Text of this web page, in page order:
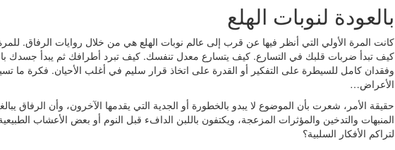
بالعودة لنوبات الهلع
كانت المرة الأولي التي أنظر فيها عن قرب إلى عالم نوبات الهلع هي من خلال روايات الرفاق.
كيف تبدأ ضربات قلبك في التسارع. كيف يتسارع معدل تنفسك. كيف تبرد أطرافك ثم يبدأ جسدك
وفقدان كامل للسيطرة على التفكير أو القدرة على اتخاذ قرار سليم في أغلب الأحيان. فكرة
الأعراض…
حقيقة الأمر، شعرت بأن الموضوع لا يبدو بالخطورة أو الجدية التي يقدمها الآخرون، وأن الرفاق
المنبهات والتدخين والمؤثرات المزعجة، ويكتفون باللبن الدافء قبل النوم أو بعض الأعشاب
لتراكم الأفكار السلبية؟